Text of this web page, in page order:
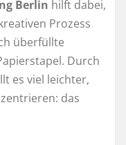
Berlin hilft dabei,
Prozess
überfüllte
Durch
es viel leichter,
das